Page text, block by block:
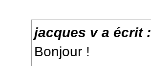
jacques v a écrit :
Bonjour !